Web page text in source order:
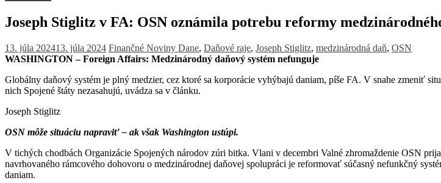
Joseph Stiglitz v FA: OSN oznámila potrebu reformy
13. júla 202413. júla 2024 Finančné Noviny Dane, Daňové raje, Joseph Stiglitz, medzinárodná daň, OSN
WASHINGTON – Foreign Affairs: Medzinárodný daňový systém nefunguje
Globálny daňový systém je plný medzier, cez ktoré sa korporácie vyhýbajú daniam, píše FA. V snahe zmeniť
nich Spojené štáty nezasahujú, uvádza sa v článku.
Joseph Stiglitz
OSN môže situáciu napraviť – ak však Washington ustúpi.
V tichých chodbách Organizácie Spojených národov zúri bitka. Vlani v decembri Valné zhromaždenie OSN
navrhovaného rámcového dohovoru o medzinárodnej daňovej spolupráci je reformovať súčasný nefunkčný
daniam.